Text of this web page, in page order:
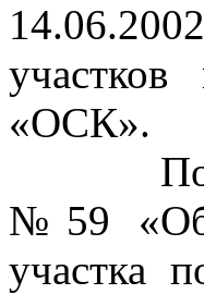
«ОСК».
№59 «Об
участка